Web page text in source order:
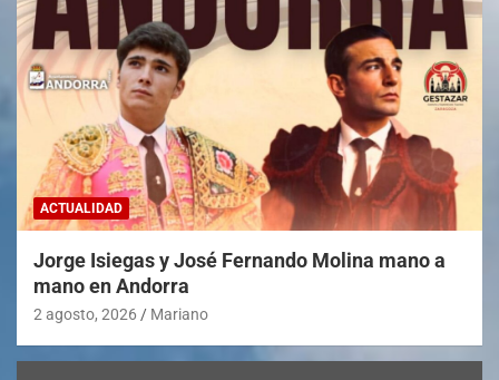
ACTUALIDAD
Jorge Isiegas y José Fernando Molina mano a
mano en Andorra
2 agosto, 2026 Mariano